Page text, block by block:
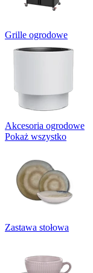
Grille ogrodowe
Akcesoria ogrodowe
Pokaż wszystko
Zastawa stołowa